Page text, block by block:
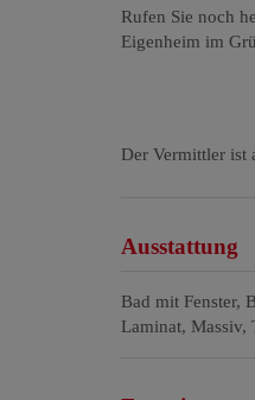
Rufen Sie noch
Eigenheim im
Der Vermittler ist
Ausstattung
Bad mit Fenster
Laminat Massiv